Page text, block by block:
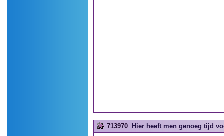
713970 Hier heeft men genoeg tijd